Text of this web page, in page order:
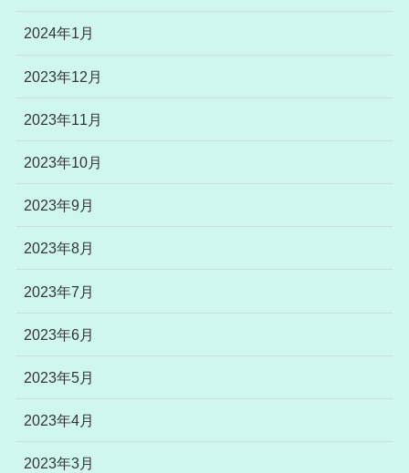
2024年1月
2023年12月
2023年11月
2023年10月
2023年9月
2023年8月
2023年7月
2023年6月
2023年5月
2023年4月
2023年3月